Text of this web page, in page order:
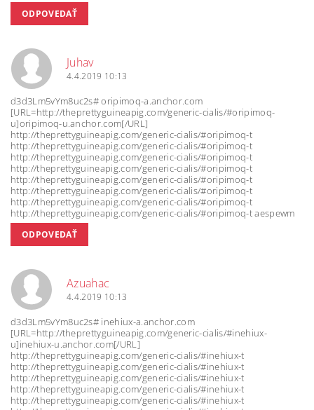
ODPOVEDAŤ
Juhav
4.4.2019 10:13
d3d3Lm5vYm8uc2s# oripimoq-a.anchor.com
[URL=http://theprettyguineapig.com/generic-cialis/#oripimoq-
u]oripimoq-u.anchor.com[/URL]
http://theprettyguineapig.com/generic-cialis/#oripimoq-t
http://theprettyguineapig.com/generic-cialis/#oripimoq-t
http://theprettyguineapig.com/generic-cialis/#oripimoq-t
http://theprettyguineapig.com/generic-cialis/#oripimoq-t
http://theprettyguineapig.com/generic-cialis/#oripimoq-t
http://theprettyguineapig.com/generic-cialis/#oripimoq-t
http://theprettyguineapig.com/generic-cialis/#oripimoq-t
http://theprettyguineapig.com/generic-cialis/#oripimoq-t aespewm
ODPOVEDAŤ
Azuahac
4.4.2019 10:13
d3d3Lm5vYm8uc2s# inehiux-a.anchor.com
[URL=http://theprettyguineapig.com/generic-cialis/#inehiux-
u]inehiux-u.anchor.com[/URL]
http://theprettyguineapig.com/generic-cialis/#inehiux-t
http://theprettyguineapig.com/generic-cialis/#inehiux-t
http://theprettyguineapig.com/generic-cialis/#inehiux-t
http://theprettyguineapig.com/generic-cialis/#inehiux-t
http://theprettyguineapig.com/generic-cialis/#inehiux-t